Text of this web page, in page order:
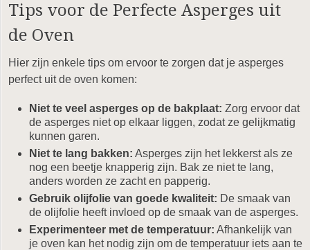
Tips voor de Perfecte Asperges uit
de Oven
Hier zijn enkele tips om ervoor te zorgen dat je asperges
perfect uit de oven komen:
Niet te veel asperges op de bakplaat: Zorg ervoor dat
de asperges niet op elkaar liggen, zodat ze gelijkmatig
kunnen garen.
Niet te lang bakken: Asperges zijn het lekkerst als ze
nog een beetje knapperig zijn. Bak ze niet te lang,
anders worden ze zacht en papperig.
Gebruik olijfolie van goede kwaliteit: De smaak van
de olijfolie heeft invloed op de smaak van de asperges.
Experimenteer met de temperatuur: Afhankelijk van
je oven kan het nodig zijn om de temperatuur iets aan te